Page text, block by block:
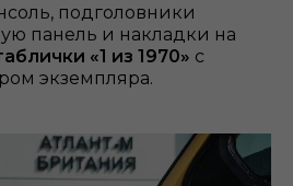
подголовники
панель и накладки на
«1 из 1970» с
экземпляра.